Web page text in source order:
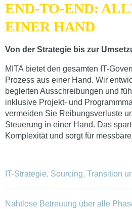
END-TO-END:
EINER HAND
Von der Strategie bis zur
MITA bietet den gesamten IT-
Prozess aus einer Hand. Wir
begleiten Ausschreibungen und
inklusive Projekt- und
vermeiden Sie Reibungsverluste
Steuerung in einer Hand. Das
Komplexität und sorgt für
IT-Strategie, Sourcing, Transition
Nahtlose Betreuung über alle